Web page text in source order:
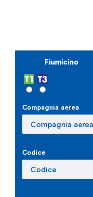
Fiumicino
Compagnia aerea
Codice